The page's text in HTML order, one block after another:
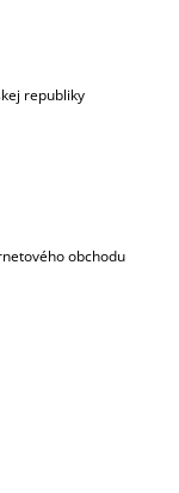
republiky
obchodu